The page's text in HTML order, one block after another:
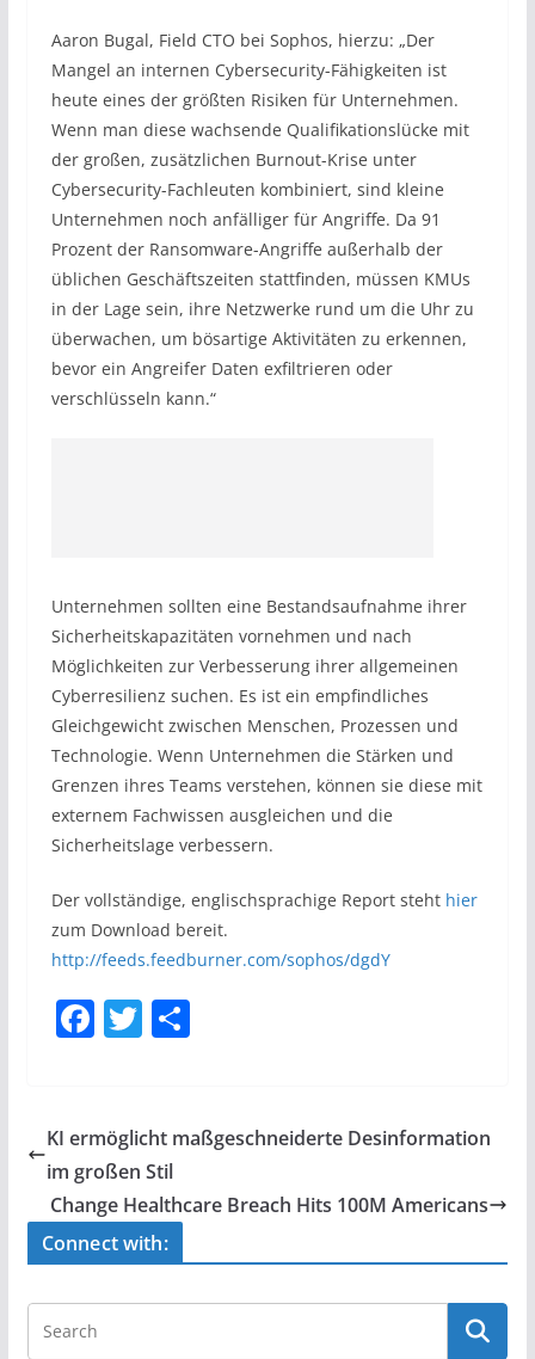
Aaron Bugal, Field CTO bei Sophos, hierzu: „Der
Mangel an internen Cybersecurity-Fähigkeiten ist
heute eines der größten Risiken für Unternehmen.
Wenn man diese wachsende Qualifikationslücke mit
der großen, zusätzlichen Burnout-Krise unter
Cybersecurity-Fachleuten kombiniert, sind kleine
Unternehmen noch anfälliger für Angriffe. Da 91
Prozent der Ransomware-Angriffe außerhalb der
üblichen Geschäftszeiten stattfinden, müssen KMUs
in der Lage sein, ihre Netzwerke rund um die Uhr zu
überwachen, um bösartige Aktivitäten zu erkennen,
bevor ein Angreifer Daten exfiltrieren oder
verschlüsseln kann.“
Unternehmen sollten eine Bestandsaufnahme ihrer
Sicherheitskapazitäten vornehmen und nach
Möglichkeiten zur Verbesserung ihrer allgemeinen
Cyberresilienz suchen. Es ist ein empfindliches
Gleichgewicht zwischen Menschen, Prozessen und
Technologie. Wenn Unternehmen die Stärken und
Grenzen ihres Teams verstehen, können sie diese mit
externem Fachwissen ausgleichen und die
Sicherheitslage verbessern.
Der vollständige, englischsprachige Report steht hier
zum Download bereit.
http://feeds.feedburner.com/sophos/dgdY
F
e
b
o
o
T
er
S
e
KI ermöglicht maßgeschneiderte Desinformation
im großen Stil
Change Healthcare Breach Hits 100M Americans
Connect with: